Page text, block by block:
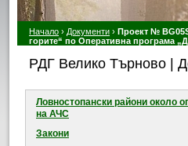
Начало › Документи › Проект №
горите“ по Оперативна програма
РДГ Велико Търново |
Ловностопански райони около
на АЧС
Закони